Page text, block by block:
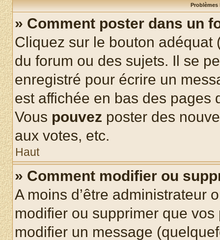
Problèmes
» Comment poster dans un
Cliquez sur le bouton
du forum ou des sujets. Il se
enregistré pour écrire un
est affichée en bas des pages
Vous pouvez poster des
aux votes, etc.
Haut
» Comment modifier ou
A moins d’être administrateur
modifier ou supprimer que
modifier un message